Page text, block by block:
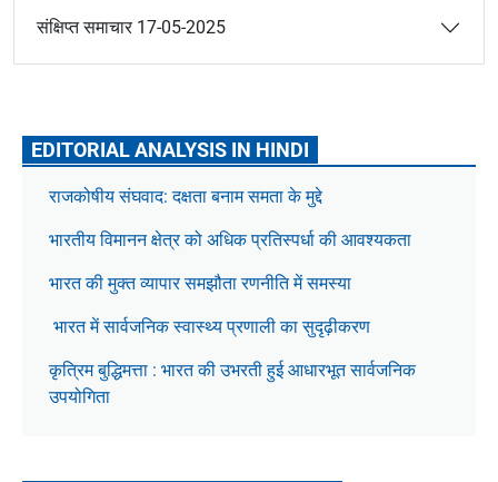
संक्षिप्त समाचार 17-05-2025
EDITORIAL ANALYSIS IN HINDI
राजकोषीय संघवाद: दक्षता बनाम समता के मुद्दे
भारतीय विमानन क्षेत्र को अधिक प्रतिस्पर्धा की आवश्यकता
भारत की मुक्त व्यापार समझौता रणनीति में समस्या
भारत में सार्वजनिक स्वास्थ्य प्रणाली का सुदृढ़ीकरण
कृत्रिम बुद्धिमत्ता : भारत की उभरती हुई आधारभूत सार्वजनिक
उपयोगिता